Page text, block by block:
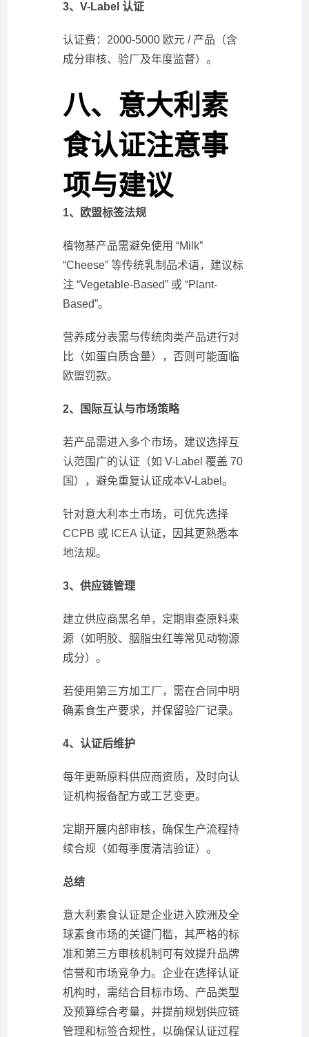
3、V-Label 认证
认证费：2000-5000 欧元 / 产品（含
成分审核、验厂及年度监督）。
八、意大利素
食认证注意事
项与建议
1、欧盟标签法规
植物基产品需避免使用 “Milk”
“Cheese” 等传统乳制品术语，建议标
注 “Vegetable-Based” 或 “Plant-
Based”。
营养成分表需与传统肉类产品进行对
比（如蛋白质含量），否则可能面临
欧盟罚款。
2、国际互认与市场策略
若产品需进入多个市场，建议选择互
认范围广的认证（如 V-Label 覆盖 70
国），避免重复认证成本V-Label。
针对意大利本土市场，可优先选择
CCPB 或 ICEA 认证，因其更熟悉本
地法规。
3、供应链管理
建立供应商黑名单，定期审查原料来
源（如明胶、胭脂虫红等常见动物源
成分）。
若使用第三方加工厂，需在合同中明
确素食生产要求，并保留验厂记录。
4、认证后维护
每年更新原料供应商资质，及时向认
证机构报备配方或工艺变更。
定期开展内部审核，确保生产流程持
续合规（如每季度清洁验证）。
总结
意大利素食认证是企业进入欧洲及全
球素食市场的关键门槛，其严格的标
准和第三方审核机制可有效提升品牌
信誉和市场竞争力。企业在选择认证
机构时，需结合目标市场、产品类型
及预算综合考量，并提前规划供应链
管理和标签合规性，以确保认证过程